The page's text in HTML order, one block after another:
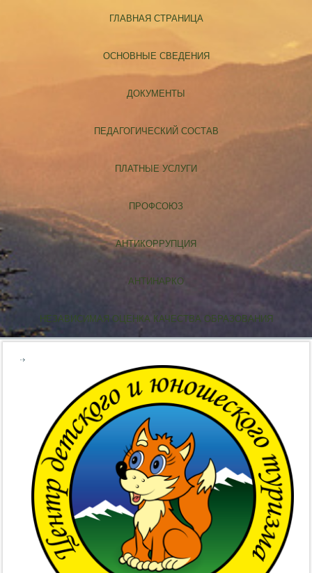
ГЛАВНАЯ СТРАНИЦА
ОСНОВНЫЕ СВЕДЕНИЯ
ДОКУМЕНТЫ
ПЕДАГОГИЧЕСКИЙ СОСТАВ
ПЛАТНЫЕ УСЛУГИ
ПРОФСОЮЗ
АНТИКОРРУПЦИЯ
АНТИНАРКО
НЕЗАВИСИМАЯ ОЦЕНКА КАЧЕСТВА ОБРАЗОВАНИЯ